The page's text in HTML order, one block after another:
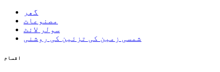
گھر
مصنوعات
سولر لائٹ
شمسی زمین کی تزئین کی روشنی
اقسام